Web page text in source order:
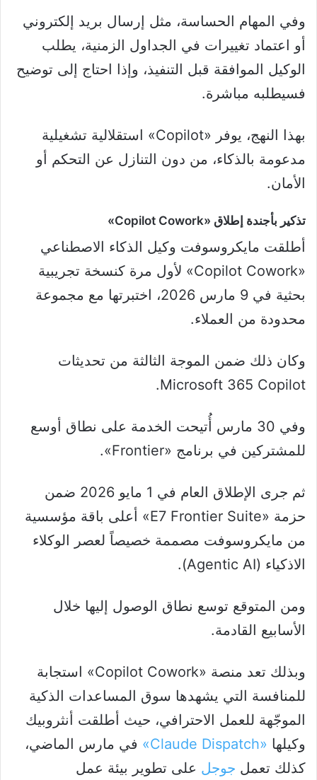
وفي المهام الحساسة، مثل إرسال بريد إلكتروني
أو اعتماد تغييرات في الجداول الزمنية، يطلب
الوكيل الموافقة قبل التنفيذ، وإذا احتاج إلى توضيح
فسيطلبه مباشرة.
بهذا النهج، يوفر «Copilot» استقلالية تشغيلية
مدعومة بالذكاء، من دون التنازل عن التحكم أو
الأمان.
تذكير بأجندة إطلاق «Copilot Cowork»
أطلقت مايكروسوفت وكيل الذكاء الاصطناعي
«Copilot Cowork» لأول مرة كنسخة تجريبية
بحثية في 9 مارس 2026، اختبرتها مع مجموعة
محدودة من العملاء.
وكان ذلك ضمن الموجة الثالثة من تحديثات
Microsoft 365 Copilot.
وفي 30 مارس أُتيحت الخدمة على نطاق أوسع
للمشتركين في برنامج «Frontier».
ثم جرى الإطلاق العام في 1 مايو 2026 ضمن
حزمة «E7 Frontier Suite» أعلى باقة مؤسسية
من مايكروسوفت مصممة خصيصاً لعصر الوكلاء
الاذكياء (Agentic AI).
ومن المتوقع توسع نطاق الوصول إليها خلال
الأسابيع القادمة.
وبذلك تعد منصة «Copilot Cowork» استجابة
للمنافسة التي يشهدها سوق المساعدات الذكية
الموجّهة للعمل الاحترافي، حيث أطلقت أنثروبيك
وكيلها «Claude Dispatch»
في مارس الماضي،
كذلك تعمل جوجل على تطوير بيئة عمل